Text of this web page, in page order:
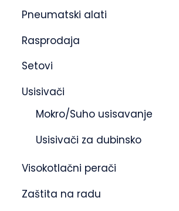
Pneumatski alati
Rasprodaja
Setovi
Usisivači
Mokro/Suho usisavanje
Usisivači za dubinsko
Visokotlačni perači
Zaštita na radu